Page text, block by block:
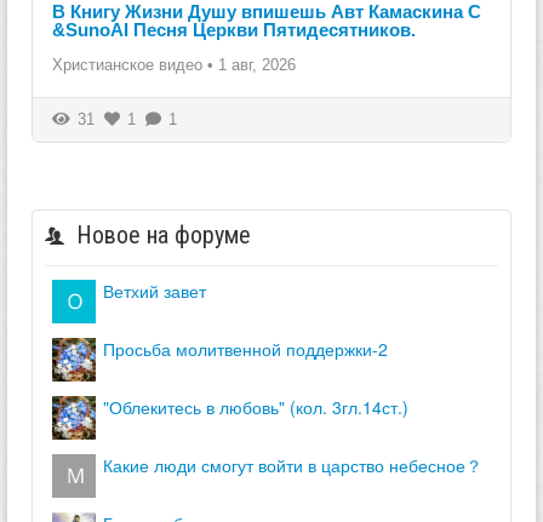
В Книгу Жизни Душу впишешь Авт Камаскина С
&SunoAI Песня Церкви Пятидесятников.
Христианское видео • 1 авг, 2026
31 1 1
Новое на форуме
ветхий завет
просьба молитвенной поддержки-2
"облекитесь в любовь" (кол. 3гл.14ст.)
какие люди смогут войти в царство небесное？